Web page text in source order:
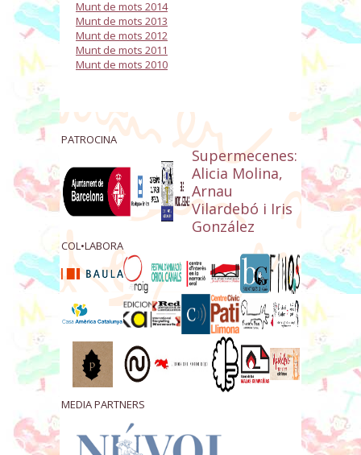
Munt de mots 2014
Munt de mots 2013
Munt de mots 2012
Munt de mots 2011
Munt de mots 2010
PATROCINA
Supermecenes:
Alicia Molina,
Arnau
Vilardebó i Iris
González
COL•LABORA
MEDIA PARTNERS